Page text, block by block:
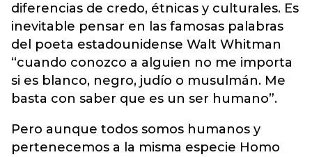
diferencias de credo, étnicas y culturales. Es
inevitable pensar en las famosas palabras
del poeta estadounidense Walt Whitman
“cuando conozco a alguien no me importa
si es blanco, negro, judío o musulmán. Me
basta con saber que es un ser humano”.
Pero aunque todos somos humanos y
pertenecemos a la misma especie Homo